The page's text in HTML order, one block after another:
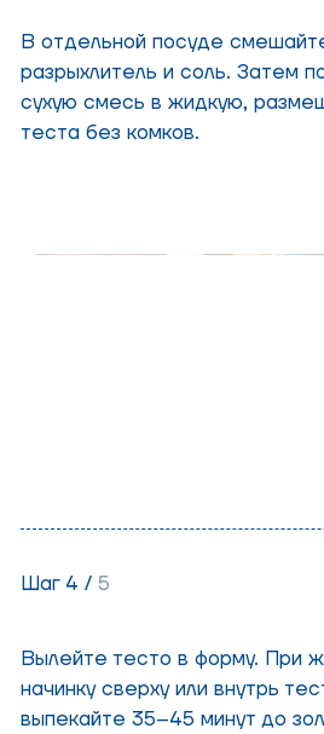
В отдельной посуде
разрыхлитель и соль. Затем
сухую смесь в жидкую,
теста без комков.
Шаг 4 / 5
Вылейте тесто в форму. При
начинку сверху или внутрь
выпекайте 35–45 минут до